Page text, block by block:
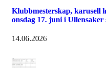
Klubbmesterskap, karusell
onsdag 17. juni i
14.06.2026